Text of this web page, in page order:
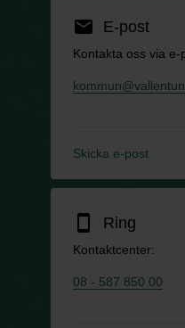
email E-post
Kontakta oss via e-
Skicka e-post
smartphone Ring
Kontaktcenter:
08 - 587 850 00